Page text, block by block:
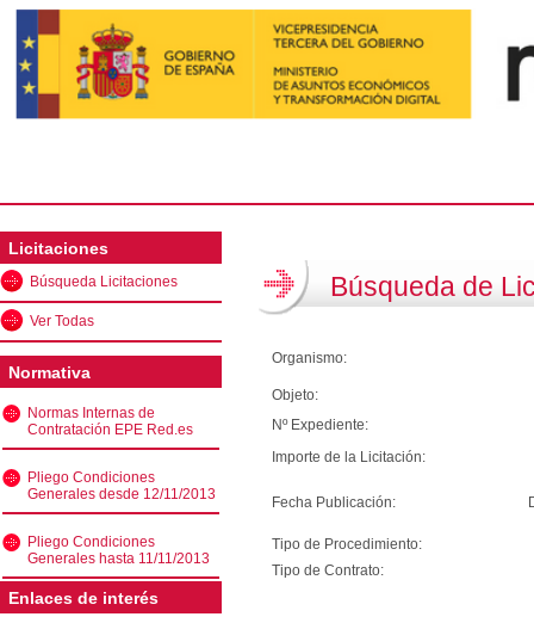
Licitaciones
Búsqueda Licitaciones
Ver Todas
Normativa
Normas Internas de
Contratación EPE Red.es
Pliego Condiciones
Generales desde 12/11/2013
Pliego Condiciones
Generales hasta 11/11/2013
Enlaces de interés
Búsqueda de
Organismo:
Objeto:
Nº Expediente:
Importe de la Licitación:
Fecha Publicación:
Tipo de Procedimiento:
Tipo de Contrato: